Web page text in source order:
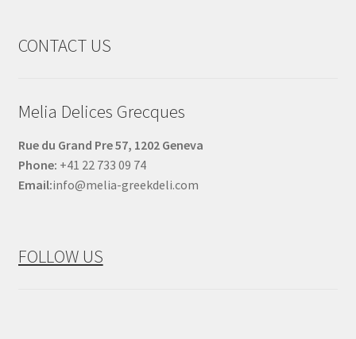
CONTACT US
Melia Delices Grecques
Rue du Grand Pre 57, 1202 Geneva
Phone: +41 22 733 09 74
Email:info@melia-greekdeli.com
FOLLOW US